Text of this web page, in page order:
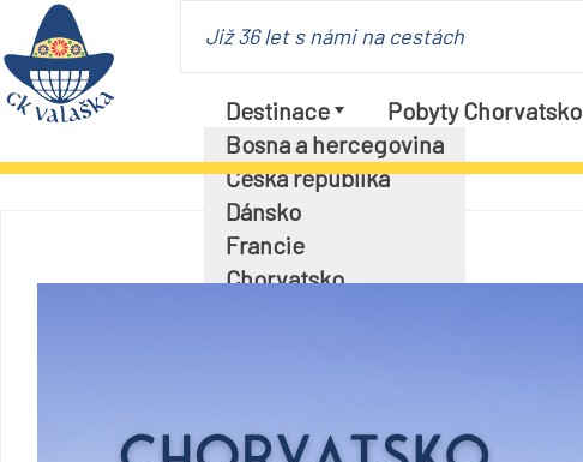
Již 36 let s námi na cestách
Destinace
Bosna a hercegovina
Česká republika
Dánsko
Francie
Chorvatsko
Rakousko
Pobyty Chorvatsko